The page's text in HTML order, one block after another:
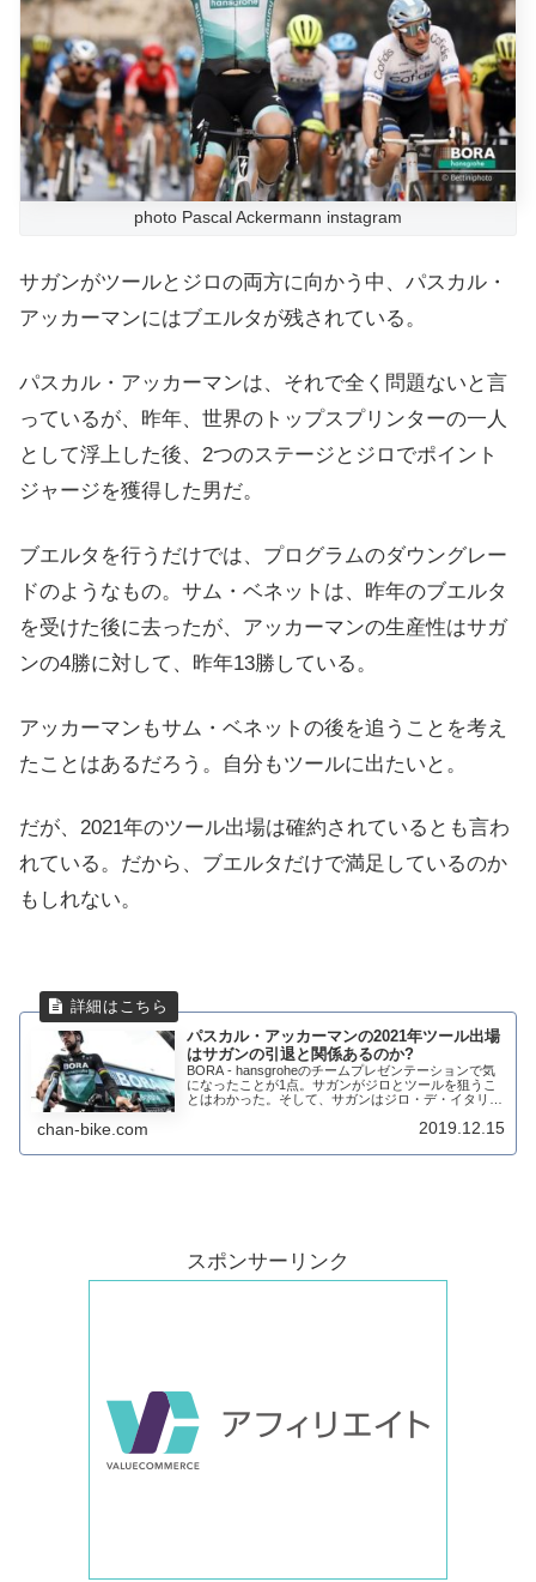
photo Pascal Ackermann instagram
サガンがツールとジロの両方に向かう中、パスカル・
アッカーマンにはブエルタが残されている。
パスカル・アッカーマンは、それで全く問題ないと言
っているが、昨年、世界のトップスプリンターの一人
として浮上した後、2つのステージとジロでポイント
ジャージを獲得した男だ。
ブエルタを行うだけでは、プログラムのダウングレー
ドのようなもの。サム・ベネットは、昨年のブエルタ
を受けた後に去ったが、アッカーマンの生産性はサガ
ンの4勝に対して、昨年13勝している。
アッカーマンもサム・ベネットの後を追うことを考え
たことはあるだろう。自分もツールに出たいと。
だが、2021年のツール出場は確約されているとも言わ
れている。だから、ブエルタだけで満足しているのか
もしれない。
パスカル・アッカーマンの2021年ツール出場
はサガンの引退と関係あるのか?
BORA - hansgroheのチームプレゼンテーションで気
になったことが1点。サガンがジロとツールを狙うこ
とはわかった。そして、サガンはジロ・デ・イタリア
chan-bike.com 2019.12.15
スポンサーリンク